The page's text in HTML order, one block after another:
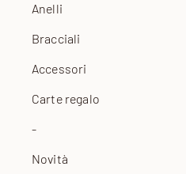
Anelli
Bracciali
Accessori
Carte regalo
-
Novità